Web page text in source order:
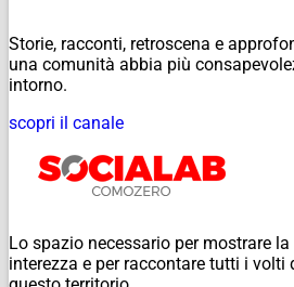
Storie, racconti, retroscena e
una comunità abbia più
intorno.
scopri il canale
Lo spazio necessario per mostrare
interezza e per raccontare tutti i volti